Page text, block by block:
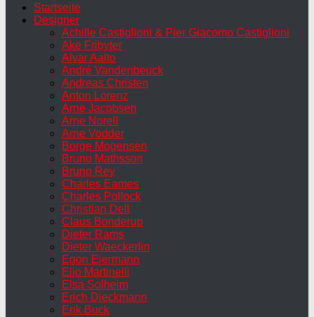
Startseite
Designer
Achille Castiglioni & Pier Giacomo Castiglioni
Ake Fribyter
Alvar Aalto
André Vandenbeuck
Andreas Christen
Anton Lorenz
Arne Jacobsen
Arne Norell
Arne Vodder
Borge Mogensen
Bruno Mathsson
Bruno Rey
Charles Eames
Charles Pollock
Christian Dell
Claus Bonderup
Dieter Rams
Dieter Waeckerlin
Egon Eiermann
Elio Martinelli
Elsa Solheim
Erich Dieckmann
Erik Buck